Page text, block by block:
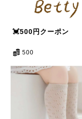
💓500円クーポン
500